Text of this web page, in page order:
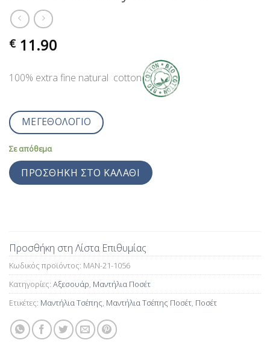
€ 11.90
100% extra fine natural cotton
ΜΕΓΕΘΟΛΟΓΙΟ
Σε απόθεμα
ΠΡΟΣΘΉΚΗ ΣΤΟ ΚΑΛΆΘΙ
Προσθήκη στη Λίστα Επιθυμίας
Κωδικός προϊόντος: MAN-21-1056
Κατηγορίες: Αξεσουάρ, Μαντήλια Ποσέτ
Ετικέτες: Μαντήλια Τσέπης, Μαντήλια Τσέπης Ποσέτ, Ποσέτ